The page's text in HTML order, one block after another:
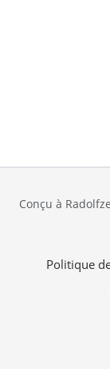
Conçu à
Politique